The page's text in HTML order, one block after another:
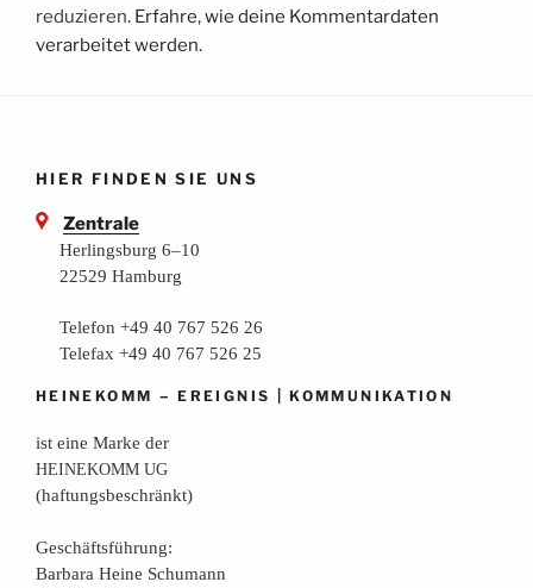
reduzieren. Erfahre, wie deine Kommentardaten
verarbeitet werden.
HIER FINDEN SIE UNS
Zentrale
Herlingsburg 6–10
22529 Hamburg
Telefon +49 40 767 526 26
Telefax +49 40 767 526 25
HEINEKOMM –EREIGNIS |KOMMUNIKATION
ist eine Mar­ke der
HEINEKOMM UG
(haf­tungs­be­schränkt)
Geschäfts­füh­rung:
Bar­ba­ra Hei­ne Schumann